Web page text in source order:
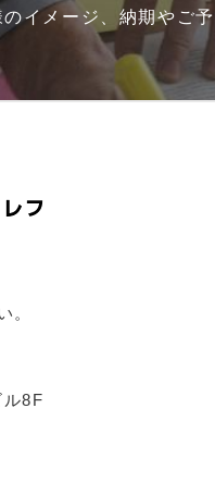
のイメージ、納期やご
。
8F